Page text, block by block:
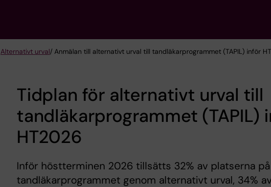
Alternativt urval/ Anmälan till alternativt urval till tandläkarprogrammet (TAPIL) inför
Tidplan för alternativt urval till
tandläkarprogrammet (TAPIL)
HT2026
Inför höstterminen 2026 tillsätts 32% av platserna på
tandläkarprogrammet genom alternativt urval, 34%